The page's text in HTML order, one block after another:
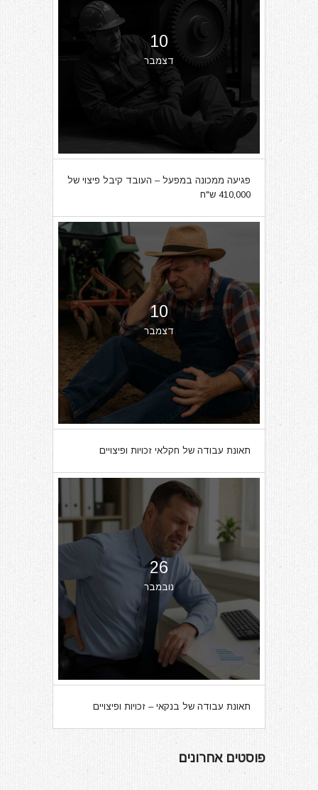
10
דצמבר
פגיעה ממכונה במפעל – העובד קיבל פיצוי של
410,000 ש"ח
10
דצמבר
תאונת עבודה של חקלאי זכויות ופיצויים
26
נובמבר
תאונת עבודה של בנקאי – זכויות ופיצויים
פוסטים אחרונים